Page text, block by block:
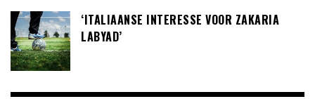
‘ITALIAANSE INTERESSE VOOR ZAKARIA
LABYAD’